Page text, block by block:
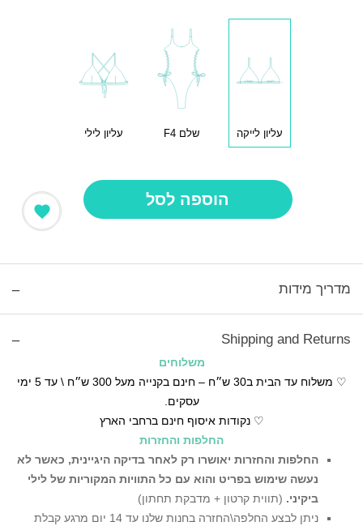
עליון לייקה שלם F4 עליון לילי
הוספה לסל
מדריך מידות
Shipping and Returns
משלוחים
♡ משלוח עד הבית ב30 ש״ח – חינם בקנייה מעל 300 ש״ח \ עד 5 ימי
עסקים.
♡ נקודות איסוף חינם ברחבי הארץ
החלפות והחזרות
החלפות והחזרות יאושרו רק לאחר בדיקה היגיינית, כאשר לא
נעשה שימוש בפריט והוא עם כל התוויות המקוריות של לילי
ביקיני. (תווית קרטון + מדבקת תחתון)
ניתן לבצע החלפה\החזרה בחנות שלנו עד 14 יום מרגע קבלת